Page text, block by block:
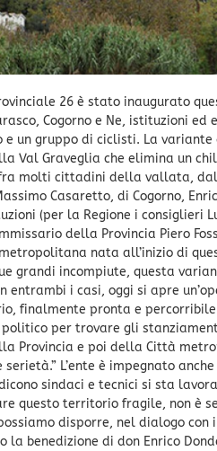
26 è stato inaugurato
Cogorno e Ne, istituzioni ed
un gruppo di ciclisti. La
Val Graveglia che elimina un
molti cittadini della vallata,
Casaretto, di Cogorno,
(per la Regione i consiglieri
della Provincia Piero
nata all’inizio di
grandi incompiute, questa
entrambi i casi, oggi si apre
finalmente pronta e
per trovare gli
Provincia e poi della Città
L’ente è impegnato
sindaci e tecnici si sta
questo territorio fragile, non è
disporre, nel dialogo con
benedizione di don Enrico